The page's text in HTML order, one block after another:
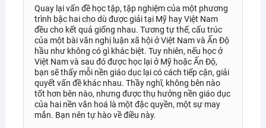
Quay lại vấn đề học tập, tập nghiệm của một phương
trình bậc hai cho dù được giải tại Mỹ hay Việt Nam
đều cho kết quả giống nhau. Tương tự thế, cấu trúc
của một bài văn nghị luận xã hội ở Việt Nam và Ấn Độ
hầu như không có gì khác biệt. Tuy nhiên, nếu học ở
Việt Nam và sau đó được học lại ở Mỹ hoặc Ấn Độ,
bạn sẽ thấy mỗi nền giáo dục lại có cách tiếp cận, giải
quyết vấn đề khác nhau. Thầy nghĩ, không bên nào
tốt hơn bên nào, nhưng được thụ hưởng nền giáo dục
của hai nền văn hoá là một đặc quyền, một sự may
mắn. Bạn nên tự hào về điều này.